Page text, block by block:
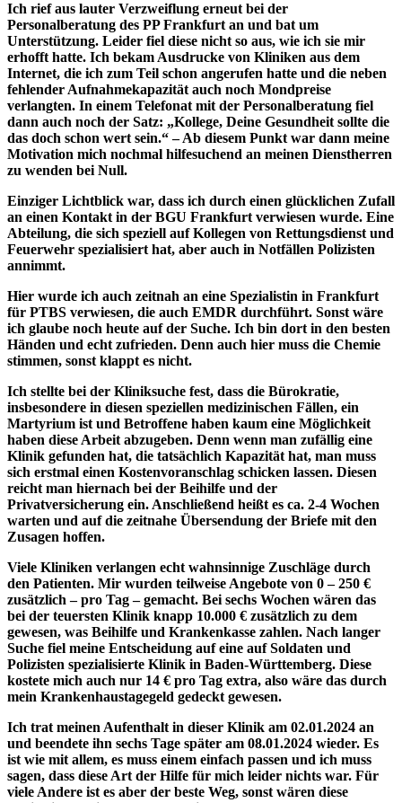
Ich rief aus lauter Verzweiflung erneut bei der
Personalberatung des PP Frankfurt an und bat um
Unterstützung. Leider fiel diese nicht so aus, wie ich sie mir
erhofft hatte. Ich bekam Ausdrucke von Kliniken aus dem
Internet, die ich zum Teil schon angerufen hatte und die neben
fehlender Aufnahmekapazität auch noch Mondpreise
verlangten. In einem Telefonat mit der Personalberatung fiel
dann auch noch der Satz: „Kollege, Deine Gesundheit sollte die
das doch schon wert sein.“ – Ab diesem Punkt war dann meine
Motivation mich nochmal hilfesuchend an meinen Dienstherren
zu wenden bei Null.
Einziger Lichtblick war, dass ich durch einen glücklichen Zufall
an einen Kontakt in der BGU Frankfurt verwiesen wurde. Eine
Abteilung, die sich speziell auf Kollegen von Rettungsdienst und
Feuerwehr spezialisiert hat, aber auch in Notfällen Polizisten
annimmt.
Hier wurde ich auch zeitnah an eine Spezialistin in Frankfurt
für PTBS verwiesen, die auch EMDR durchführt. Sonst wäre
ich glaube noch heute auf der Suche. Ich bin dort in den besten
Händen und echt zufrieden. Denn auch hier muss die Chemie
stimmen, sonst klappt es nicht.
Ich stellte bei der Kliniksuche fest, dass die Bürokratie,
insbesondere in diesen speziellen medizinischen Fällen, ein
Martyrium ist und Betroffene haben kaum eine Möglichkeit
haben diese Arbeit abzugeben. Denn wenn man zufällig eine
Klinik gefunden hat, die tatsächlich Kapazität hat, man muss
sich erstmal einen Kostenvoranschlag schicken lassen. Diesen
reicht man hiernach bei der Beihilfe und der
Privatversicherung ein. Anschließend heißt es ca. 2-4 Wochen
warten und auf die zeitnahe Übersendung der Briefe mit den
Zusagen hoffen.
Viele Kliniken verlangen echt wahnsinnige Zuschläge durch
den Patienten. Mir wurden teilweise Angebote von 0 – 250 €
zusätzlich – pro Tag – gemacht. Bei sechs Wochen wären das
bei der teuersten Klinik knapp 10.000 € zusätzlich zu dem
gewesen, was Beihilfe und Krankenkasse zahlen. Nach langer
Suche fiel meine Entscheidung auf eine auf Soldaten und
Polizisten spezialisierte Klinik in Baden-Württemberg. Diese
kostete mich auch nur 14 € pro Tag extra, also wäre das durch
mein Krankenhaustagegeld gedeckt gewesen.
Ich trat meinen Aufenthalt in dieser Klinik am 02.01.2024 an
und beendete ihn sechs Tage später am 08.01.2024 wieder. Es
ist wie mit allem, es muss einem einfach passen und ich muss
sagen, dass diese Art der Hilfe für mich leider nichts war. Für
viele Andere ist es aber der beste Weg, sonst wären diese